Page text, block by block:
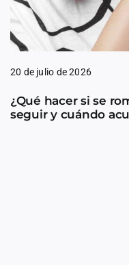
20 de julio de 2026
¿Qué hacer si se
seguir y cuándo